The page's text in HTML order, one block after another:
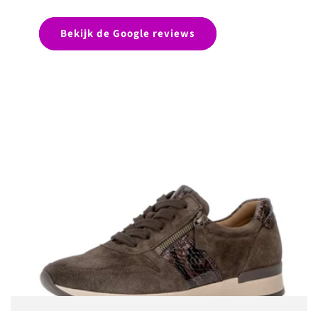
Bekijk de Google reviews